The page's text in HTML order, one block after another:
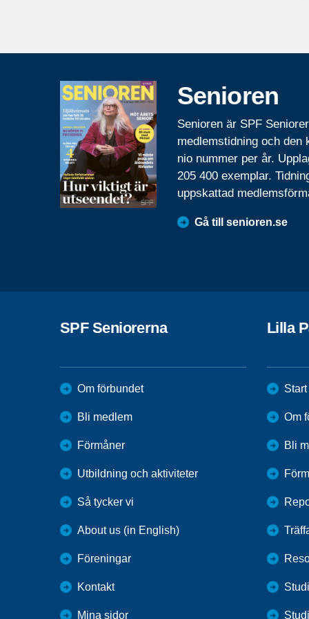
Senioren
Senioren är SPF
medlemstidning och den
nio nummer per år.
205 400 exemplar.
uppskattad
Gå till senioren.se
SPF Seniorerna
Om förbundet
Bli medlem
Förmåner
Utbildning och aktiviteter
Så tycker vi
About us (in English)
Föreningar
Kontakt
Mina sidor
Lilla
Start
Om
Bli